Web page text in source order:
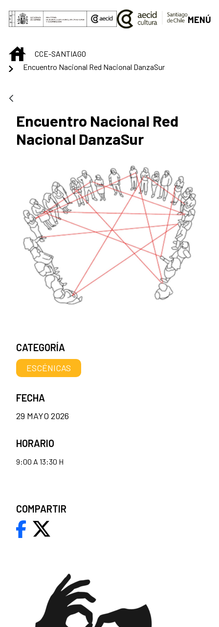
Saltar al contenido principal
MENÚ
INICIOCCE-SANTIAGO
Encuentro Nacional Red Nacional DanzaSur
Encuentro Nacional Red
Nacional DanzaSur
CATEGORÍA
ESCÉNICAS
FECHA
29 MAYO 2026
HORARIO
9:00 A 13:30 H
COMPARTIR